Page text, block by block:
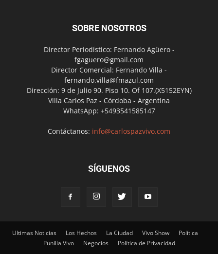
SOBRE NOSOTROS
Director Periodístico: Fernando Agüero -
fgaguero@gmail.com
Director Comercial: Fernando Villa -
fernando.villa@fmazul.com
Dirección: 9 de Julio 90. Piso 10. Of 107.(X5152EYN)
Villa Carlos Paz - Córdoba - Argentina
WhatsApp: +5493541585147
Contáctanos: info@carlospazvivo.com
SÍGUENOS
Ultimas Noticias Los Hechos La Ciudad Vivo Show
Política
Punilla Vivo
Negocios Política de Privacidad